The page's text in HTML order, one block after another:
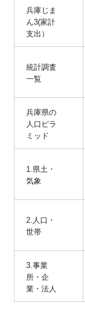
兵庫じま
ん3(家計
支出）
統計調査
一覧
兵庫県の
人口ピラ
ミッド
1.県土・
気象
2.人口・
世帯
3.事業
所・企
業・法人